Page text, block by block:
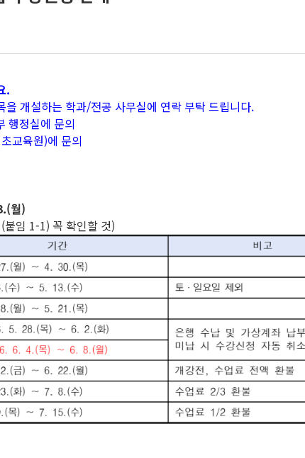
.
개설하는 학과/전공 사무실에 연락 부탁 드립니다.
행정실에 문의
교육원)에 문의
월)
임 1-1) 꼭 확인할 것)